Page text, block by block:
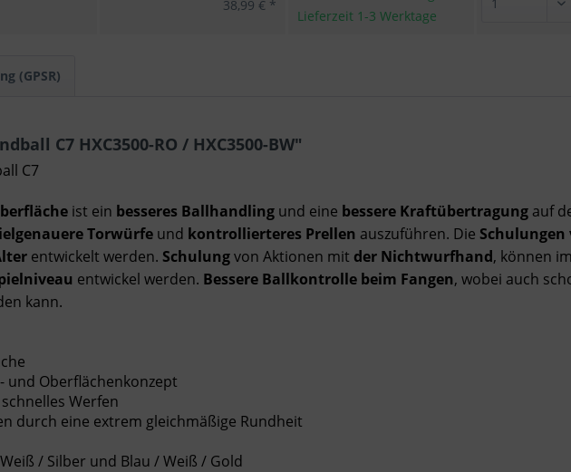
38,99 € *
Lieferzeit 1-3 Werktage
(GPSR)
C7 HXC3500-RO / HXC3500-BW"
C7
ist ein besseres Ballhandling und eine bessere Kraftübertragung auf
Torwürfe und kontrollierteres Prellen auszuführen. Die Schulungen
entwickelt werden. Schulungvon Aktionen mit der Nichtwurfhand, können
entwickel werden. Bessere Ballkontrolle beim Fangen, wobei auch
kann.
und Oberflächenkonzept
Werfen
durch eine extrem gleichmäßige Rundheit
/ Silber und Blau / Weiß / Gold